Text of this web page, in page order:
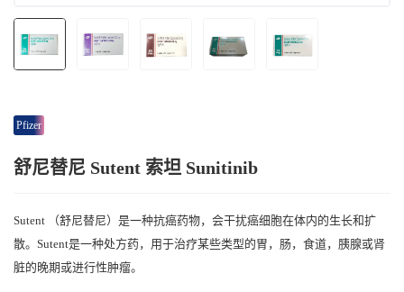
Pfizer
舒尼替尼 Sutent 索坦 Sunitinib
Sutent （舒尼替尼）是一种抗癌药物，会干扰癌细胞在体内的生长和扩
散。Sutent是一种处方药，用于治疗某些类型的胃，肠，食道，胰腺或肾
脏的晚期或进行性肿瘤。